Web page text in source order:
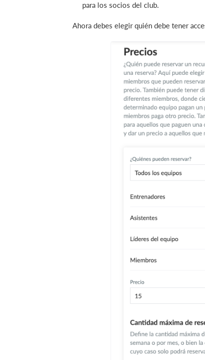
para los socios del club.
Ahora debes elegir quién debe tener